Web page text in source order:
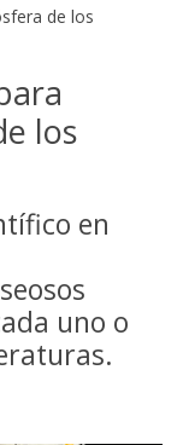
de los
los
en
uno o